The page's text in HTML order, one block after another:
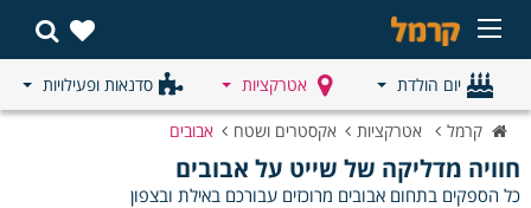
יום הולדת אטרקציות סדנאות ופעילויות
קרמל אטרקציות אקסטרים ושטח אבובים
חוויה מדליקה של שייט על אבובים
כל הספקים בתחום אבובים מרוכזים עבורכם באילת ובצפון